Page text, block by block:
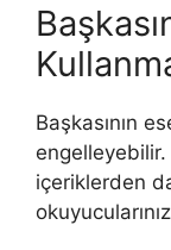
Başkasının
içeriklerden